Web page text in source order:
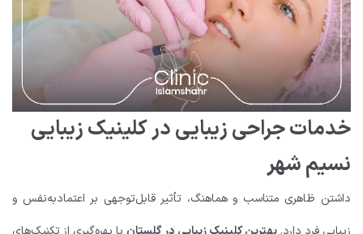
خدمات جراحی زیبایی در کلینیک زیبایی
نسیم شهر
داشتن ظاهری متناسب و هماهنگ، تأثیر قابل‌توجهی بر اعتمادبه‌نفس و